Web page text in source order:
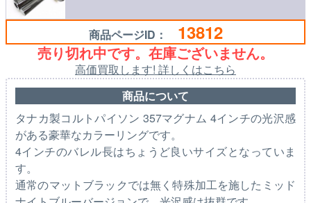
商品ページID： 13812
売り切れ中です。在庫ございません。
高価買取します! 詳しくはこちら
商品について
タナカ製コルトパイソン 357マグナム 4インチの光沢感
がある豪華なカラーリングです。
4インチのバレル長はちょうど良いサイズとなっていま
す。
通常のマットブラックでは無く特殊加工を施したミッド